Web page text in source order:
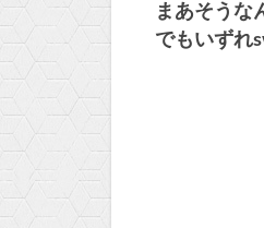
まあそうな
でもいずれ